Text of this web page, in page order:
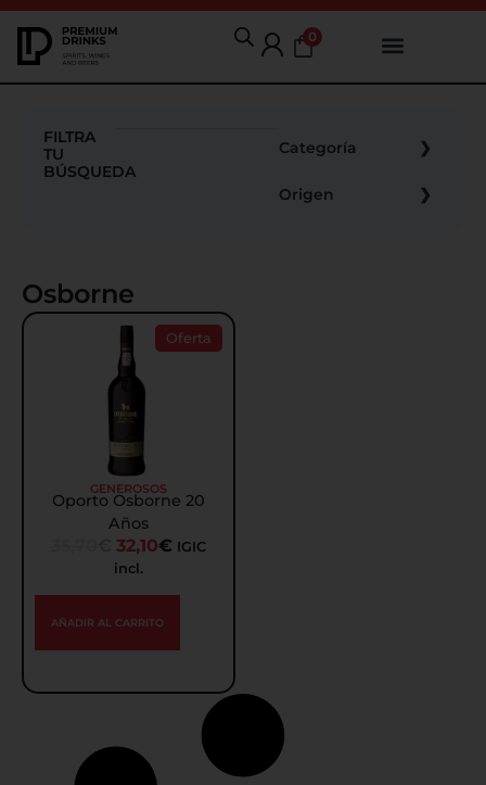
0
FILTRA
TU
BÚSQUEDA
Categoría
Origen
Osborne
Oferta
GENEROSOS
Oporto Osborne 20
Años
32,10€ IGIC
incl.
AÑADIR AL CARRITO